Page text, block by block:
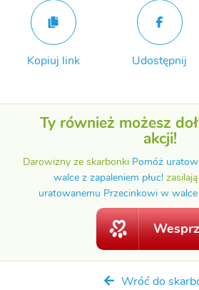
Kopiuj link Udostępnij
Ty również możesz
akcji!
Darowizny ze skarbonki Pomóż
walce z zapaleniem płuc!
uratowanemu Przecinkowi w walce
Wróć do